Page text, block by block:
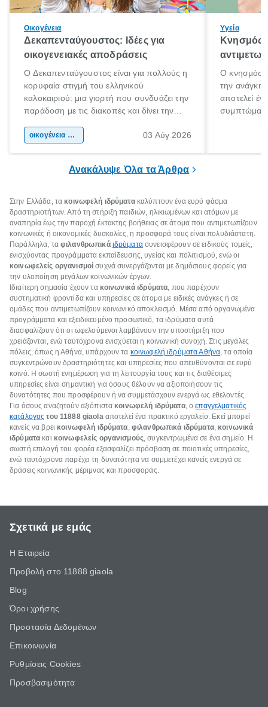
Οικογένεια
Δεκαπενταύγουστος: Ιδέες για
οικογενειακές αποδράσεις
Ο Δεκαπενταύγουστος είναι για πολλούς η
κορυφαία στιγμή του ελληνικού
καλοκαιριού: μια γιορτή που συνδυάζει την
παράδοση με τις διακοπές και δίνει την
χώρας. Είτε πρόκειται για λίγες μέρες
οικογένεια & παιδί 03 Αύγ 2026
Υγεία
Κνησμός:
Ο κνησμός
την ανάγκη
αποτελεί
Ανακάλυψε Όλα τα Άρθρα
Στην Ελλάδα, τα κοινωφελή ιδρύματακαλύπτουν ένα ευρύ φάσμα
δραστηριοτήτων. Από τη στήριξη παιδιών, ηλικιωμένων και ατόμων με
αναπηρία έως την παροχή έκτακτης βοήθειας σε άτομα που αντιμετωπίζουν
κοινωνικές ή οικονομικές δυσκολίες, η προσφορά τους είναι πολυδιάστατη.
Παράλληλα, τα φιλανθρωπικά ιδρύματασυνεισφέρουν σε ειδικούς τομείς,
ενισχύοντας προγράμματα εκπαίδευσης, υγείας και πολιτισμού, ενώ οι
κοινωφελείς οργανισμοί συχνά συνεργάζονται με δημόσιους φορείς για
την υλοποίηση μεγάλων κοινωνικών έργων.
Ιδιαίτερη σημασία έχουν τα κοινωνικά ιδρύματα, που παρέχουν
συστηματική φροντίδα και υπηρεσίες σε άτομα με ειδικές ανάγκες ή σε
ομάδες που αντιμετωπίζουν κοινωνικό αποκλεισμό. Μέσα από οργανωμένα
προγράμματα και εξειδικευμένο προσωπικό, τα ιδρύματα αυτά
διασφαλίζουν ότι οι ωφελούμενοι λαμβάνουν την υποστήριξη που
χρειάζονται, ενώ ταυτόχρονα ενισχύεται η κοινωνική συνοχή. Στις μεγάλες
πόλεις, όπως η Αθήνα, υπάρχουν τα κοινωφελή ιδρύματα Αθήνα, τα οποία
συγκεντρώνουν δραστηριότητες και υπηρεσίες που απευθύνονται σε ευρύ
κοινό. Η σωστή ενημέρωση για τη λειτουργία τους και τις διαθέσιμες
υπηρεσίες είναι σημαντική για όσους θέλουν να αξιοποιήσουν τις
δυνατότητες που προσφέρουν ή να συμμετάσχουν ενεργά ως εθελοντές.
Για όσους αναζητούν αξιόπιστα κοινωφελή ιδρύματα, οεπαγγελματικός
κατάλογος του 11888 giaolaαποτελεί ένα πρακτικό εργαλείο. Εκεί μπορεί
κανείς να βρει κοινωφελή ιδρύματα, φιλανθρωπικά ιδρύματα, κοινωνικά
ιδρύματα και κοινωφελείς οργανισμούς, συγκεντρωμένα σε ένα σημείο. Η
σωστή επιλογή του φορέα εξασφαλίζει πρόσβαση σε ποιοτικές υπηρεσίες,
ενώ ταυτόχρονα παρέχει τη δυνατότητα να συμμετέχει κανείς ενεργά σε
δράσεις κοινωνικής μέριμνας και προσφοράς.
Σχετικά με εμάς
Η Εταιρεία
Προβολή στο 11888 giaola
Blog
Όροι χρήσης
Προστασία Δεδομένων
Επικοινωνία
Ρυθμίσεις Cookies
Προσβασιμότητα